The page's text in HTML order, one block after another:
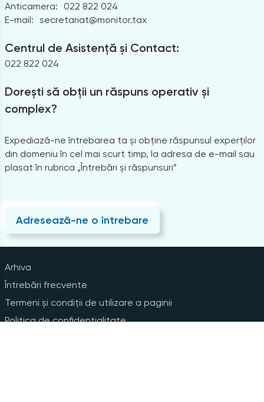
Anticamera:
022 822 024
E-mail: secretariat@monitor.tax
Centrul de Asistență și Contact:
022 822 024
Dorești să obții un răspuns operativ și
complex?
Expediază-ne întrebarea ta și obține răspunsul experților
din domeniu în cel mai scurt timp, la adresa de e-mail sau
plasat în rubrica „Întrebări și răspunsuri”
Adresează-ne o întrebare
Arhiva
Întrebări frecvente
Termeni și condiții de utilizare a paginii
Politica de confidențialitate